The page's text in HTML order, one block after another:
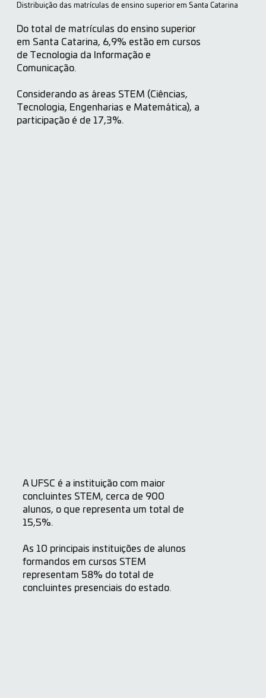
Distribuição das matrículas de ensino superior em Santa Catarina
Do total de matrículas do ensino superior
em Santa Catarina, 6,9% estão em cursos
de Tecnologia da Informação e
Comunicação.
Considerando as áreas STEM (Ciências,
Tecnologia, Engenharias e Matemática), a
participação é de 17,3%.
A UFSC é a instituição com maior
concluintes STEM, cerca de 900
alunos, o que representa um total de
15,5%.
As 10 principais instituições de alunos
formandos em cursos STEM
representam 58% do total de
concluintes presenciais do estado.